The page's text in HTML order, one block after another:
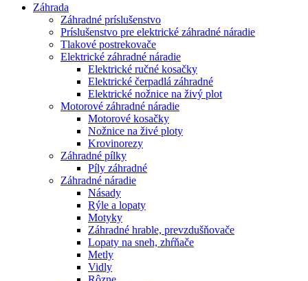
Záhrada
Záhradné príslušenstvo
Príslušenstvo pre elektrické záhradné náradie
Tlakové postrekovače
Elektrické záhradné náradie
Elektrické ručné kosačky
Elektrické čerpadlá záhradné
Elektrické nožnice na živý plot
Motorové záhradné náradie
Motorové kosačky
Nožnice na živé ploty
Krovinorezy
Záhradné pílky
Píly záhradné
Záhradné náradie
Násady
Rýle a lopaty
Motyky
Záhradné hrable, prevzdušňovače
Lopaty na sneh, zhŕňače
Metly
Vidly